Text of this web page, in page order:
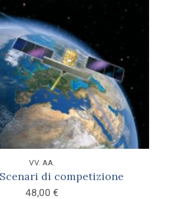
VV. AA.
di competizione
48,00 €